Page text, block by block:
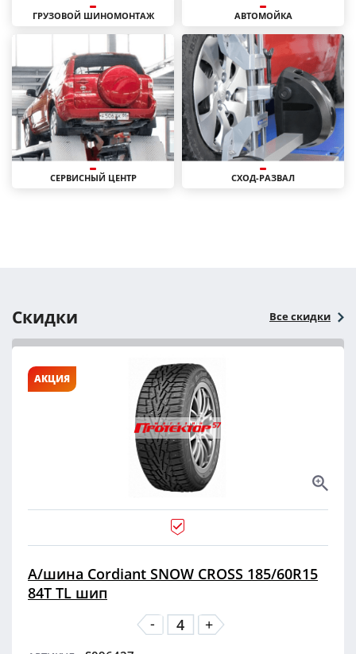
ГРУЗОВОЙ ШИНОМОНТАЖ АВТОМОЙКА
СЕРВИСНЫЙ ЦЕНТР СХОД-РАЗВАЛ
Скидки Все скидки
АКЦИЯ
А/шина Cordiant SNOW CROSS 185/60R15
84T TL шип
-
+